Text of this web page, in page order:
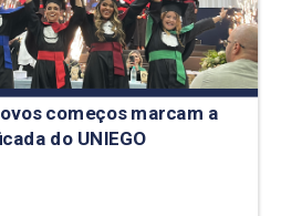
começos marcam a
do UNIEGO